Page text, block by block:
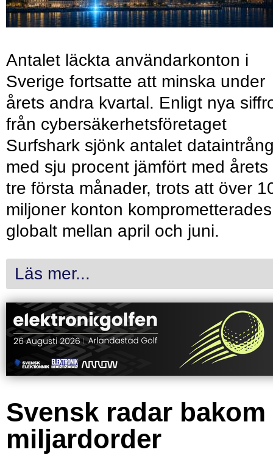
Antalet läckta användarkonton i
Sverige fortsatte att minska under
årets andra kvartal. Enligt nya
från cybersäkerhetsföretaget
Surfshark sjönk antalet
med sju procent jämfört med årets
tre första månader, trots att över
miljoner konton komprometterades
globalt mellan april och juni.
Läs mer...
Svensk radar bakom
miljardorder